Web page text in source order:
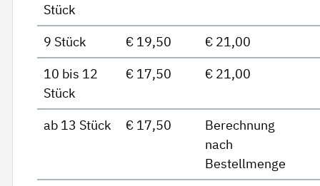
Stück
9 Stück € 19,50
€ 21,00
10 bis 12
Stück
€ 17,50 € 21,00
ab 13 Stück € 17,50
Berechnung
nach
Bestellmenge